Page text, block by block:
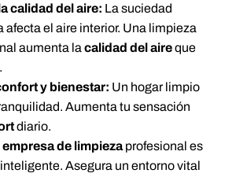
calidad del aire: La suciedad
afecta el aire interior. Una limpieza
aumenta la calidad del aireque
y bienestar: Un hogar limpio
Aumenta tu sensación
diario.
empresa de limpiezaprofesional es
Asegura un entorno vital